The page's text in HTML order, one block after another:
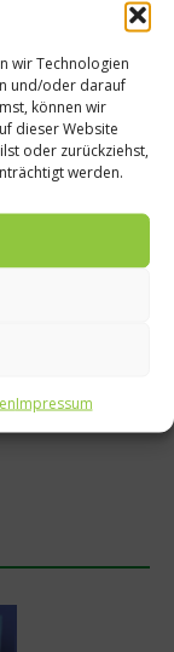
wir Technologien
und/oder darauf
können wir
dieser Website
oder zurückziehst,
werden.
Impressum
2026